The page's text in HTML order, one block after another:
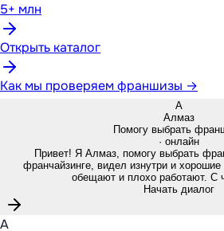
5+ млн
Открыть каталог
Как мы проверяем франшизы →
А
Алмаз
Помогу выбрать
· онлайн
Привет! Я Алмаз, помогу выбрать
франчайзинге, видел изнутри и хорошие
обещают и плохо работают. С
Начать диалог
А